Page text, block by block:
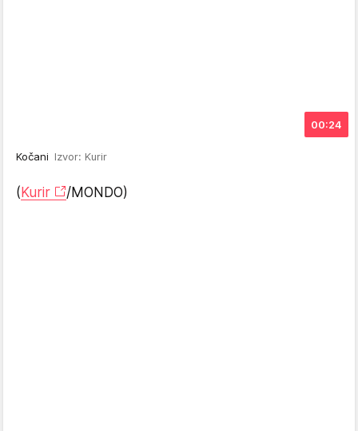
00:24
Kočani Izvor: Kurir
(Kurir /MONDO)